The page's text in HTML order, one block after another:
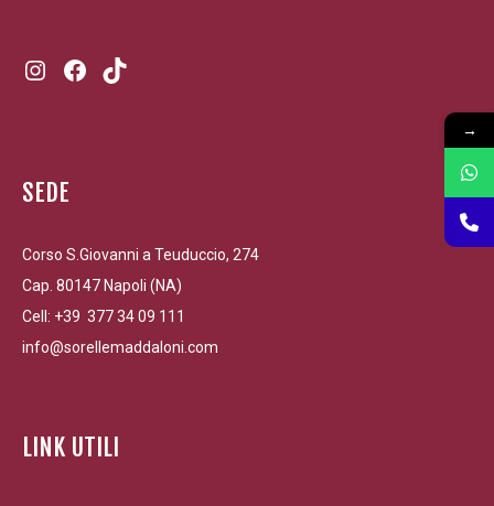
Instagram
Facebook
SEDE
Corso S.Giovanni a Teuduccio, 274
Cap. 80147 Napoli (NA)
Cell: +39 377 34 09 111
info@sorellemaddaloni.com
LINK UTILI
→